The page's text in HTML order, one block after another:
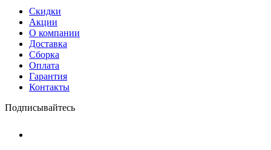
Скидки
Акции
О компании
Доставка
Сборка
Оплата
Гарантия
Контакты
Подписывайтесь